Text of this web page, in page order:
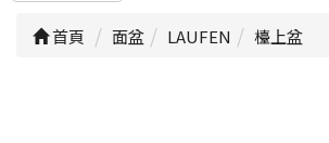
首頁 面盆 LAUFEN 檯上盆